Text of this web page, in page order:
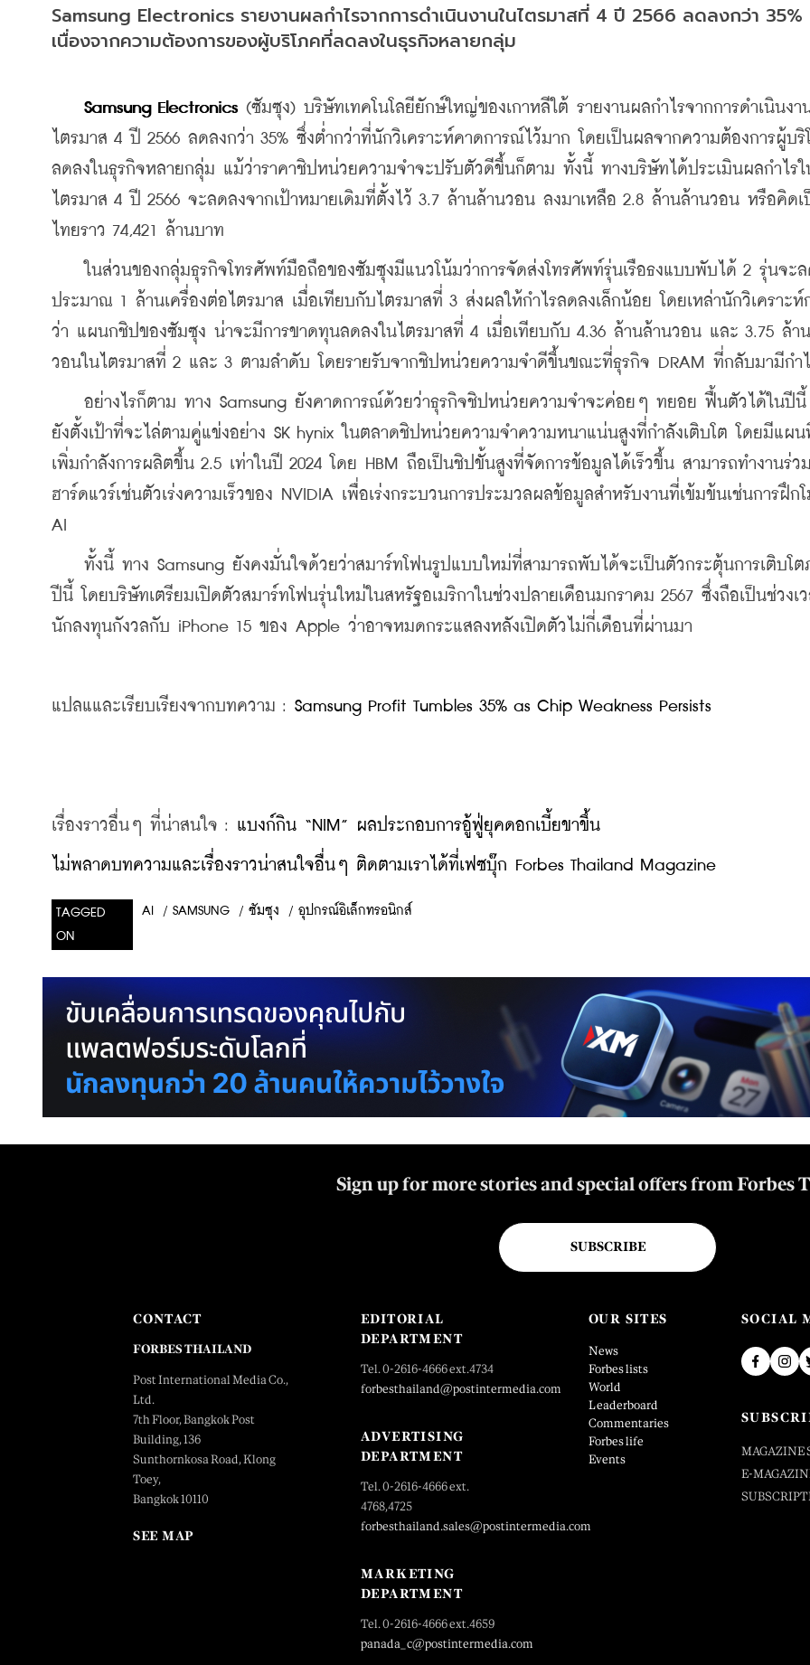
Samsung Electronics รายงานผลกำไรจากการดำเนินงานในไตรมาสที่ 4 ปี 2566 ลดลงกว่า 35%
เนื่องจากความต้องการของผู้บริโภคที่ลดลงในธุรกิจหลายกลุ่ม
Samsung Electronics (ซัมซุง) บริษัทเทคโนโลยียักษ์ใหญ่ของเกาหลีใต้ รายงานผลกำไรจากการดำเนินงา
ไตรมาส 4 ปี 2566 ลดลงกว่า 35% ซึ่งต่ำกว่าที่นักวิเคราะห์คาดการณ์ไว้มาก โดยเป็นผลจากความต้องการผู้บริ
ลดลงในธุรกิจหลายกลุ่ม แม้ว่าราคาชิปหน่วยความจำจะปรับตัวดีขึ้นก็ตาม ทั้งนี้ ทางบริษัทได้ประเมินผลกำไรใ
ไตรมาส 4 ปี 2566 จะลดลงจากเป้าหมายเดิมที่ตั้งไว้ 3.7 ล้านล้านวอน ลงมาเหลือ 2.8 ล้านล้านวอน หรือคิดเ
ไทยราว 74,421 ล้านบาท
ในส่วนของกลุ่มธุรกิจโทรศัพท์มือถือของซัมซุงมีแนวโน้มว่าการจัดส่งโทรศัพท์รุ่นเรือธงแบบพับได้ 2 รุ่นจะล
ประมาณ 1 ล้านเครื่องต่อไตรมาส เมื่อเทียบกับไตรมาสที่ 3 ส่งผลให้กำไรลดลงเล็กน้อย โดยเหล่านักวิเคราะห์
ว่า แผนกชิปของซัมซุง น่าจะมีการขาดทุนลดลงในไตรมาสที่ 4 เมื่อเทียบกับ 4.36 ล้านล้านวอน และ 3.75 ล้า
วอนในไตรมาสที่ 2 และ 3 ตามลำดับ โดยรายรับจากชิปหน่วยความจำดีขึ้นขณะที่ธุรกิจ DRAM ที่กลับมามีกำ
อย่างไรก็ตาม ทาง Samsung ยังคาดการณ์ด้วยว่าธุรกิจชิปหน่วยความจำจะค่อยๆ ทยอย ฟื้นตัวได้ในปี
ยังตั้งเป้าที่จะไล่ตามคู่แข่งอย่าง SK hynix ในตลาดชิปหน่วยความจำความหนาแน่นสูงที่กำลังเติบโต โดยมีแผน
เพิ่มกำลังการผลิตขึ้น 2.5 เท่าในปี 2024 โดย HBM ถือเป็นชิปขั้นสูงที่จัดการข้อมูลได้เร็วขึ้น สามารถทำงานร่ว
ฮาร์ดแวร์เช่นตัวเร่งความเร็วของ NVIDIA เพื่อเร่งกระบวนการประมวลผลข้อมูลสำหรับงานที่เข้มข้นเช่นการฝึกโ
AI
ทั้งนี้ ทาง Samsung ยังคงมั่นใจด้วยว่าสมาร์ทโฟนรูปแบบใหม่ที่สามารถพับได้จะเป็นตัวกระตุ้นการเติบโต
ปีนี้ โดยบริษัทเตรียมเปิดตัวสมาร์ทโฟนรุ่นใหม่ในสหรัฐอเมริกาในช่วงปลายเดือนมกราคม 2567 ซึ่งถือเป็นช่วงเ
นักลงทุนกังวลกับ iPhone 15 ของ Apple ว่าอาจหมดกระแสลงหลังเปิดตัวไม่กี่เดือนที่ผ่านมา
แปลแและเรียบเรียงจากบทความ : Samsung Profit Tumbles 35% as Chip Weakness Persists
เรื่องราวอื่นๆ ที่น่าสนใจ : แบงก์กิน “NIM” ผลประกอบการอู้ฟู่ยุคดอกเบี้ยขาขึ้น
ไม่พลาดบทความและเรื่องราวน่าสนใจอื่นๆ ติดตามเราได้ที่เฟซบุ๊ก Forbes Thailand Magazine
TAGGED
ON
AI / SAMSUNG / ซัมซุง / อุปกรณ์อิเล็กทรอนิกส์
Sign up for more stories and special offers from Forbes
SUBSCRIBE
CONTACT
FORBES THAILAND
Post International Media Co.,
Ltd.
7th Floor, Bangkok Post
Building, 136
Sunthornkosa Road, Klong
Toey,
Bangkok 10110
SEE MAP
EDITORIAL
DEPARTMENT
Tel. 0-2616-4666 ext.4734
forbesthailand@postintermedia.com
ADVERTISING
DEPARTMENT
Tel. 0-2616-4666 ext.
4768,4725
forbesthailand.sales@postintermedia.com
MARKETING
DEPARTMENT
Tel. 0-2616-4666 ext.4659
panada_c@postintermedia.com
OUR SITES
News
Forbes lists
World
Leaderboard
Commentaries
Forbes life
Events
SOCIAL
MAGAZINE
E-